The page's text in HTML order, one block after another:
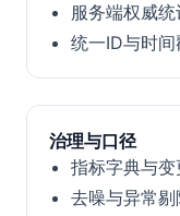
服务端权威统
统一ID与时间
治理与口径
指标字典与变
去噪与异常剔